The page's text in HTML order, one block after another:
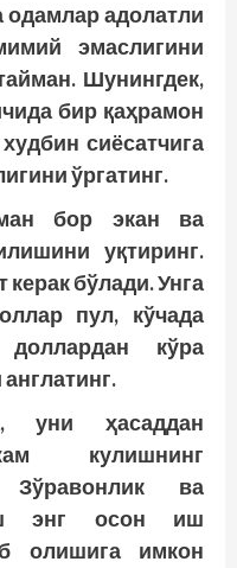
адолатли
эмаслигини
Шунингдек,
бир қаҳрамон
сиёсатчига
ўргатинг.
бор экан ва
уқтиринг.
бўлади. Унга
пул, кўчада
кўра
уни ҳасаддан
кулишнинг
Зўравонлик ва
энг осон иш
олишига имкон